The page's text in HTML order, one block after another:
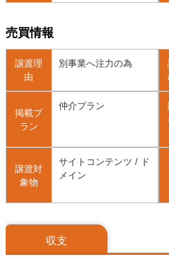
売買情報
譲渡理
由
別事業へ注力の為
掲載プ
ラン
仲介プラン
譲渡対
象物
サイトコンテンツ / ド
メイン
収支